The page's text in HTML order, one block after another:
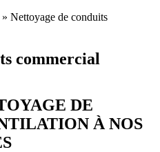
» Nettoyage de conduits
commercial
DE
À NOS